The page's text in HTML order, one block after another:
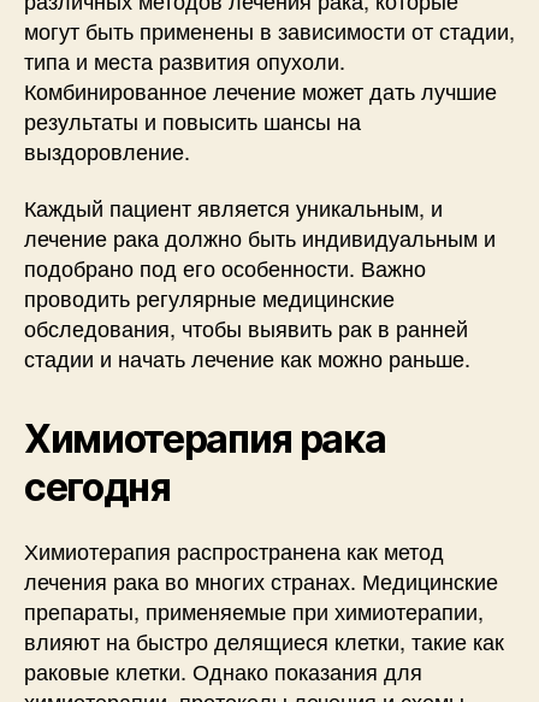
могут быть применены в зависимости от стадии,
типа и места развития опухоли.
Комбинированное лечение может дать лучшие
результаты и повысить шансы на
выздоровление.
Каждый пациент является уникальным, и
лечение рака должно быть индивидуальным и
подобрано под его особенности. Важно
проводить регулярные медицинские
обследования, чтобы выявить рак в ранней
стадии и начать лечение как можно раньше.
Химиотерапия рака
сегодня
Химиотерапия распространена как метод
лечения рака во многих странах. Медицинские
препараты, применяемые при химиотерапии,
влияют на быстро делящиеся клетки, такие как
раковые клетки. Однако показания для